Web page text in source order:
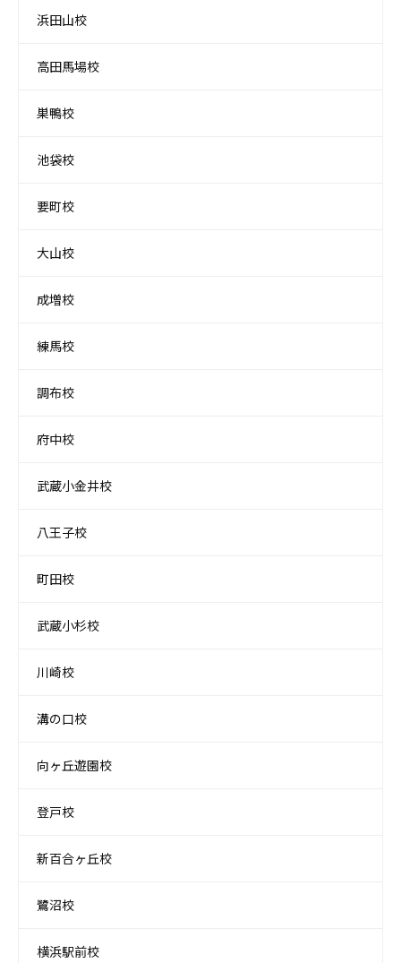
浜田山校
高田馬場校
巣鴨校
池袋校
要町校
大山校
成増校
練馬校
調布校
府中校
武蔵小金井校
八王子校
町田校
武蔵小杉校
川崎校
溝の口校
向ヶ丘遊園校
登戸校
新百合ヶ丘校
鷺沼校
横浜駅前校